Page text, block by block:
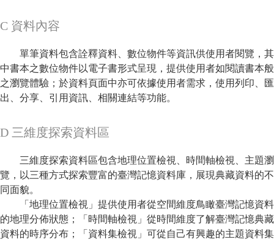
C 資料內容
單筆資料包含詮釋資料、數位物件等資訊供使用者閱覽，其
中書本之數位物件以電子書形式呈現，提供使用者如閱讀書本般
之瀏覽體驗；於資料頁面中亦可依據使用者需求，使用列印、匯
出、分享、引用資訊、相關連結等功能。
D 三維度探索資料區
三維度探索資料區包含地理位置檢視、時間軸檢視、主題瀏
覽，以三種方式探索豐富的臺灣記憶資料庫，展現典藏資料的不
同面貌。
「地理位置檢視」提供使用者從空間維度鳥瞰臺灣記憶資料
的地理分佈狀態；「時間軸檢視」從時間維度了解臺灣記憶典藏
資料的時序分布；「資料集檢視」可從自己有興趣的主題資料集